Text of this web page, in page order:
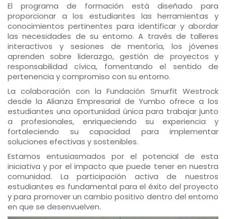
El programa de formación está diseñado para
proporcionar a los estudiantes las herramientas y
conocimientos pertinentes para identificar y abordar
las necesidades de su entorno. A través de talleres
interactivos y sesiones de mentoría, los jóvenes
aprenden sobre liderazgo, gestión de proyectos y
responsabilidad cívica, fomentando el sentido de
pertenencia y compromiso con su entorno.
La colaboración con la Fundación Smurfit Westrock
desde la Alianza Empresarial de Yumbo ofrece a los
estudiantes una oportunidad única para trabajar junto
a profesionales, enriqueciendo su experiencia y
fortaleciendo su capacidad para implementar
soluciones efectivas y sostenibles.
Estamos entusiasmados por el potencial de esta
iniciativa y por el impacto que puede tener en nuestra
comunidad. La participación activa de nuestros
estudiantes es fundamental para el éxito del proyecto
y para promover un cambio positivo dentro del entorno
en que se desenvuelven.